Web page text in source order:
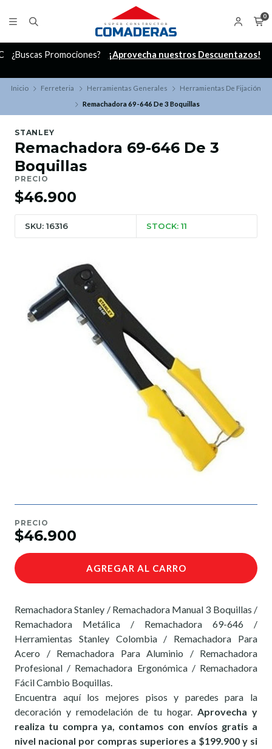
0
¿Buscas Promociones? ¡Aprovecha nuestros Descuentazos!
Inicio Ferreteria Herramientas Generales
Herramientas De Fijación
Remachadora 69-646 De 3 Boquillas
STANLEY
Remachadora 69-646 De 3
Boquillas
PRECIO
$46.900
SKU: 16316 STOCK: 11
PRECIO
$46.900
AGREGAR AL CARRO
Remachadora Stanley / Remachadora Manual 3 Boquillas /
Remachadora Metálica / Remachadora 69-646 /
Herramientas Stanley Colombia / Remachadora Para
Acero / Remachadora Para Aluminio / Remachadora
Profesional / Remachadora Ergonómica / Remachadora
Fácil Cambio Boquillas.
Encuentra aquí los mejores pisos y paredes para la
decoración y remodelación de tu hogar. Aprovecha y
realiza tu compra ya, contamos con envíos gratis a
nivel nacional por compras superiores a $199.900 y si